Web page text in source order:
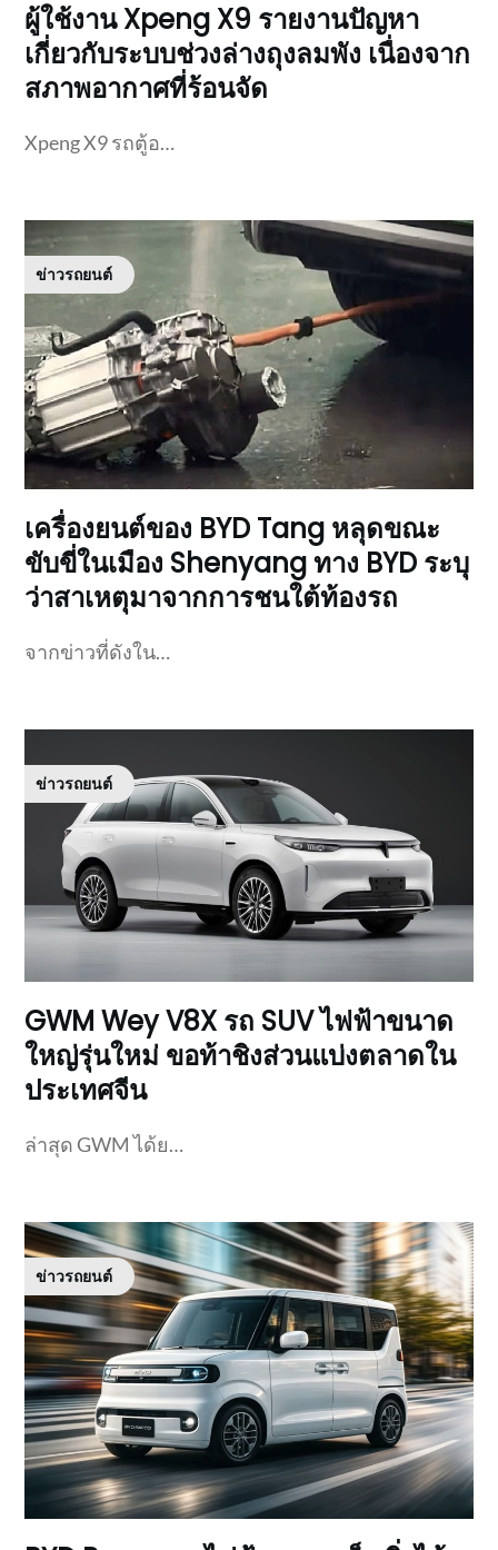
ผู้ใช้งาน Xpeng X9 รายงานปัญหา
เกี่ยวกับระบบช่วงล่างถุงลมพัง เนื่องจาก
สภาพอากาศที่ร้อนจัด
Xpeng X9 รถตู้อ…
ข่าวรถยนต์
เครื่องยนต์ของ BYD Tang หลุดขณะ
ขับขี่ในเมือง Shenyang ทาง BYD ระบุ
ว่าสาเหตุมาจากการชนใต้ท้องรถ
จากข่าวที่ดังใน…
ข่าวรถยนต์
GWM Wey V8X รถ SUV ไฟฟ้าขนาด
ใหญ่รุ่นใหม่ ขอท้าชิงส่วนแบ่งตลาดใน
ประเทศจีน
ล่าสุด GWM ได้ย…
ข่าวรถยนต์